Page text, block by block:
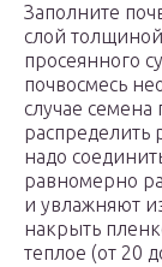
Заполните
слой
просеянного
почвосмесь
случае
надо
равномерно
и увлажняют
накрыть
теплое (от 20